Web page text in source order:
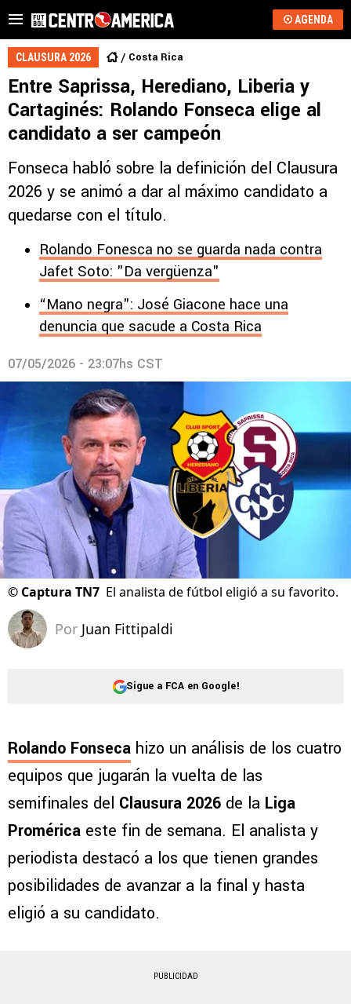
AGENDA
CLAUSURA 2026 Costa Rica
Entre Saprissa, Herediano, Liberia y
Cartaginés: Rolando Fonseca elige al
candidato a ser campeón
Fonseca habló sobre la definición del Clausura
2026 y se animó a dar al máximo candidato a
quedarse con el título.
Rolando Fonesca no se guarda nada contra
Jafet Soto: "Da vergüenza"
“Mano negra": José Giacone hace una
denuncia que sacude a Costa Rica
07/05/2026 - 23:07hs CST
© Captura TN7 El analista de fútbol eligió a su favorito.
Por Juan Fittipaldi
Sigue a FCA en Google!
Rolando Fonseca hizo un análisis de los cuatro
equipos que jugarán la vuelta de las
semifinales del Clausura 2026 de la Liga
Promérica este fin de semana. El analista y
periodista destacó a los que tienen grandes
posibilidades de avanzar a la final y hasta
eligió a su candidato.
PUBLICIDAD